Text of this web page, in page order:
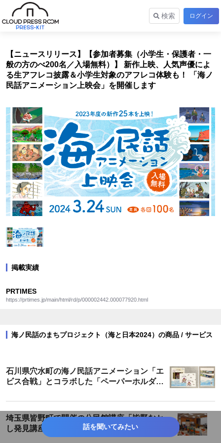
検索 ログイン
【ニュースリリース】【参加者募集（小学生・保護者・一
般の方のべ200名／入場無料）】 新作上映、人気声優によ
る生アフレコ披露＆小学生対象のアフレコ体験も！ 「海ノ
民話アニメーション上映会」を開催します
掲載実績
PRTIMES
https://prtimes.jp/main/html/rd/p/000002442.000077920.html
海ノ民話のまちプロジェクト（海と日本2024）の商品 / サービス
石川県穴水町の海ノ民話アニメーション「エ
ビス合戦」とコラボした「ペーパーホルダ
埼玉県皆野町で開催の公民館講座「皆野むか
し発見講座」にて海ノ民話アニメーション
「カミの話」を上映・解説しました
話を聞いてみたい